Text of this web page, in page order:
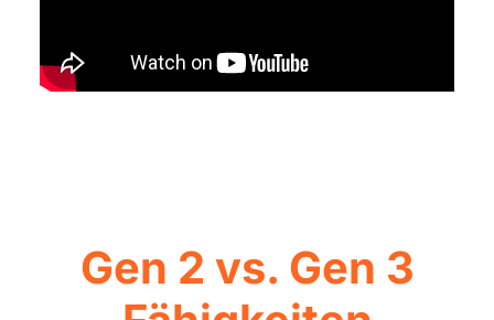
Gen 2 vs. Gen 3